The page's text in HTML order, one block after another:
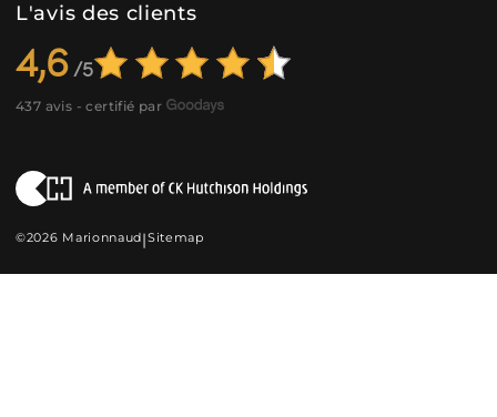
L'avis des clients
4,6
437 avis - certifié par
©2026 Marionnaud|Sitemap